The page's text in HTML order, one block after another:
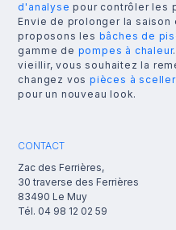
d'analyse pour contrôler les
Envie de prolonger la saison
proposons les bâches de
gamme de pompes à chaleur
vieillir, vous souhaitez la
changez vos pièces à sceller
pour un nouveau look.
CONTACT
Zac des Ferrières,
30 traverse des Ferrières
83490 Le Muy
Tél. 04 98 12 02 59